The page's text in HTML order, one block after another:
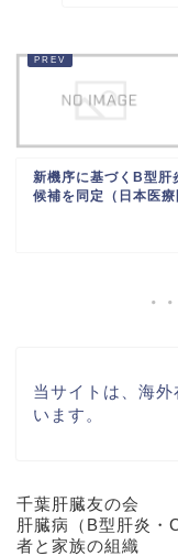
新機序に基づくB型肝
候補を同定（日本医
当サイトは、海
います。
千葉肝臓友の会
肝臓病（B型肝炎・
者と家族の組織